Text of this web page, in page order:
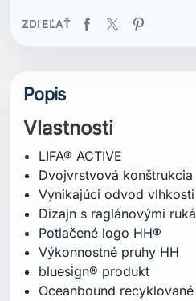
ZDIEĽAŤ
Popis
Vlastnosti
LIFA® ACTIVE
Dvojvrstvová konštrukcia
Vynikajúci odvod vlhkosti
Dizajn s raglánovými
Potlačené logo HH®
Výkonnostné pruhy HH
bluesign® produkt
Oceanbound